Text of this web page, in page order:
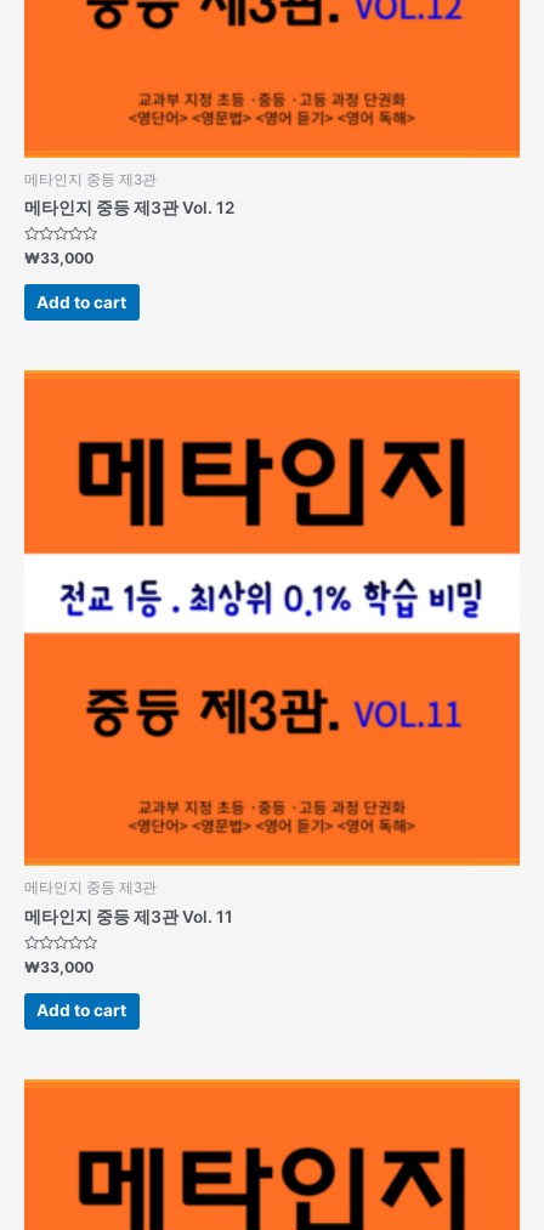
메타인지 중등 제3관
메타인지 중등 제3관 Vol. 12
Rated
0
out
₩33,000
Add to cart
메타인지 중등 제3관
메타인지 중등 제3관 Vol. 11
Rated
0
out
₩33,000
Add to cart